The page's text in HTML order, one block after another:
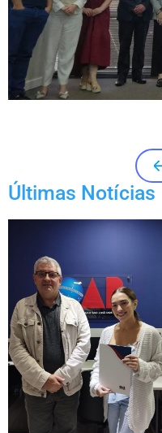
Últimas Notícias